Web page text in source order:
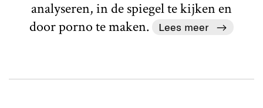
analyseren, in de spiegel te kijken en
door porno te maken.
Lees meer